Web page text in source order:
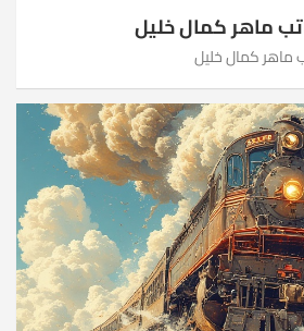
ماهر كمال خليل
ماهر كمال خليل